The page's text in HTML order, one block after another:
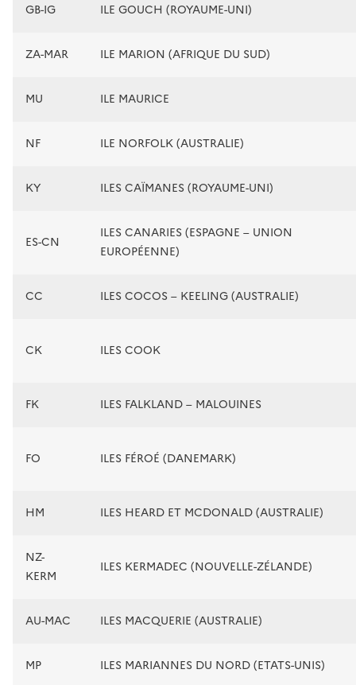
GB-IG ILE GOUCH (ROYAUME-UNI)
ZA-MAR ILE MARION (AFRIQUE DU SUD)
MU ILE MAURICE
NF ILE NORFOLK (AUSTRALIE)
KY ILES CAÏMANES (ROYAUME-UNI)
ES-CN
ILES CANARIES (ESPAGNE – UNION
EUROPÉENNE)
CC ILES COCOS – KEELING (AUSTRALIE)
CK ILES COOK
FK ILES FALKLAND – MALOUINES
FO ILES FÉROÉ (DANEMARK)
HM ILES HEARD ET MCDONALD (AUSTRALIE)
NZ-
KERM
ILES KERMADEC (NOUVELLE-ZÉLANDE)
AU-MAC ILES MACQUERIE (AUSTRALIE)
MP ILES MARIANNES DU NORD (ETATS-UNIS)